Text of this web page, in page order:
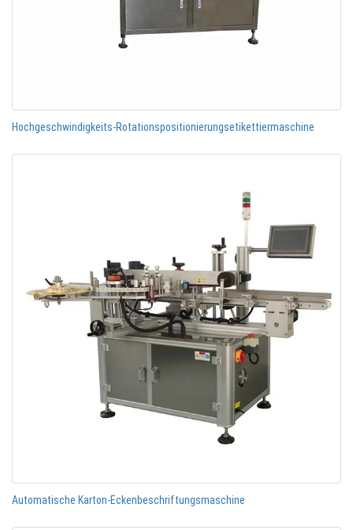
Hochgeschwindigkeits-Rotationspositionierungsetikettiermaschine
Automatische Karton-Eckenbeschriftungsmaschine